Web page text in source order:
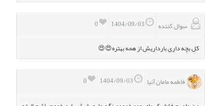
0
سوال کننده
کل بچه داری بارداریش از همه بهتره😍😍
0
فاطمه مامان آنیا